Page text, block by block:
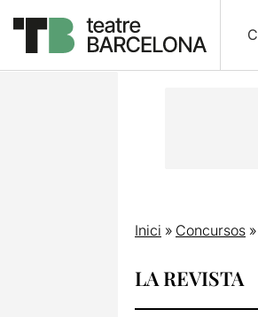
Inici » Concursos»
LA REVISTA